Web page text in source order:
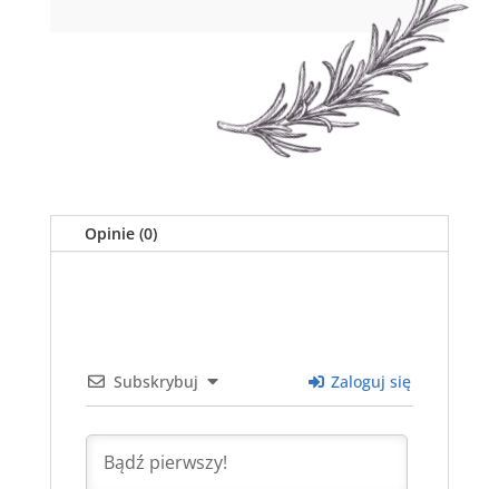
Opinie (0)
Subskrybuj Zaloguj się